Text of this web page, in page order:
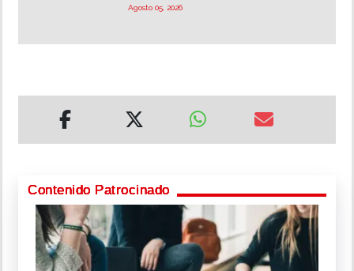
Agosto 05, 2026
Contenido Patrocinado